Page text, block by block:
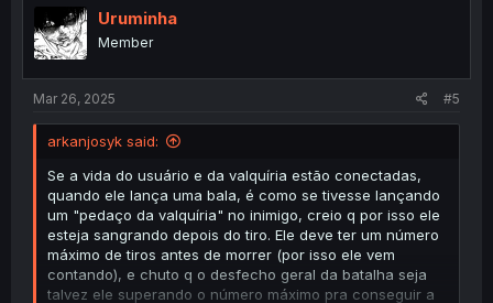
o
n
Uruminha
Member
Mar 26, 2025 #5
arkanjosyk said:
Se a vida do usuário e da valquíria estão conectadas,
quando ele lança uma bala, é como se tivesse lançando
um "pedaço da valquíria" no inimigo, creio q por isso ele
esteja sangrando depois do tiro. Ele deve ter um número
máximo de tiros antes de morrer (por isso ele vem
contando), e chuto q o desfecho geral da batalha seja
talvez ele superando o número máximo pra conseguir a